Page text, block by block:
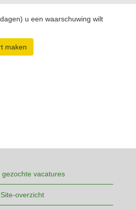
u een waarschuwing wilt
maken
gezochte vacatures
Site-overzicht